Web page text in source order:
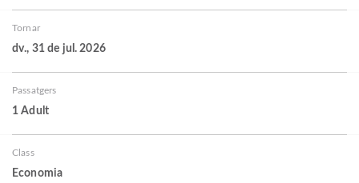
Tornar
dv., 31 de jul. 2026
Passatgers
1 Adult
Class
Economia